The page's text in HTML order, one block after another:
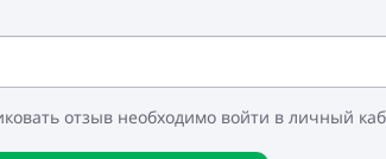
отзыв необходимо войти в личный